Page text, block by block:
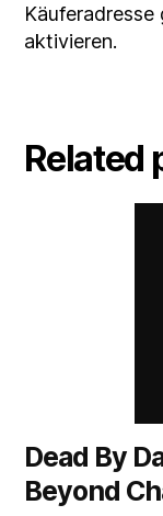
aktivieren.
Related
Dead By
Beyond